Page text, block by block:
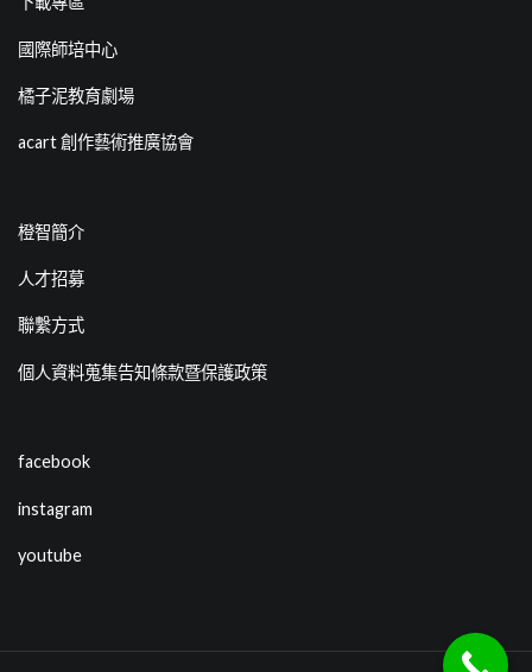
國際師培中心
橘子泥教育劇場
acart 創作藝術推廣協會
橙智簡介
人才招募
聯繫方式
個人資料蒐集告知條款暨保護政策
facebook
instagram
youtube